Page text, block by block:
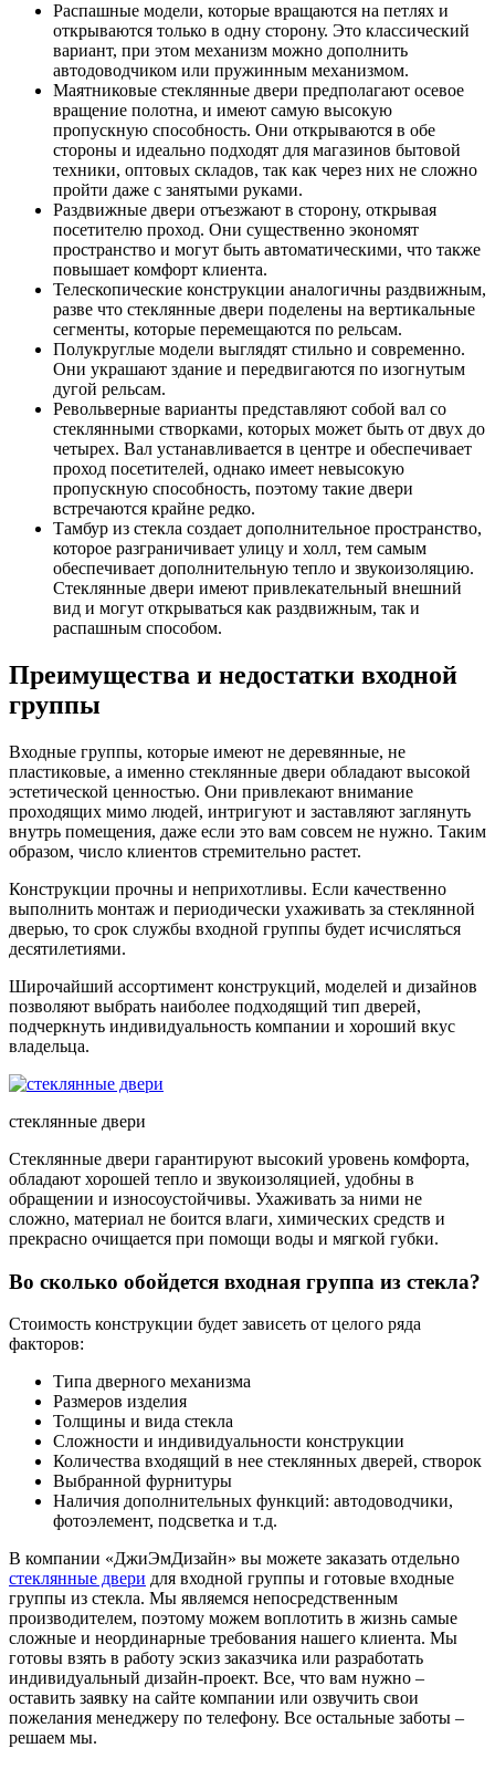
Распашные модели, которые вращаются на петлях и
открываются только в одну сторону. Это классический
вариант, при этом механизм можно дополнить
автодоводчиком или пружинным механизмом.
Маятниковые стеклянные двери предполагают осевое
вращение полотна, и имеют самую высокую
пропускную способность. Они открываются в обе
стороны и идеально подходят для магазинов бытовой
техники, оптовых складов, так как через них не сложно
пройти даже с занятыми руками.
Раздвижные двери отъезжают в сторону, открывая
посетителю проход. Они существенно экономят
пространство и могут быть автоматическими, что также
повышает комфорт клиента.
Телескопические конструкции аналогичны раздвижным,
разве что стеклянные двери поделены на вертикальные
сегменты, которые перемещаются по рельсам.
Полукруглые модели выглядят стильно и современно.
Они украшают здание и передвигаются по изогнутым
дугой рельсам.
Револьверные варианты представляют собой вал со
стеклянными створками, которых может быть от двух до
четырех. Вал устанавливается в центре и обеспечивает
проход посетителей, однако имеет невысокую
пропускную способность, поэтому такие двери
встречаются крайне редко.
Тамбур из стекла создает дополнительное пространство,
которое разграничивает улицу и холл, тем самым
обеспечивает дополнительную тепло и звукоизоляцию.
Стеклянные двери имеют привлекательный внешний
вид и могут открываться как раздвижным, так и
распашным способом.
Преимущества и недостатки входной
группы
Входные группы, которые имеют не деревянные, не
пластиковые, а именно стеклянные двери обладают высокой
эстетической ценностью. Они привлекают внимание
проходящих мимо людей, интригуют и заставляют заглянуть
внутрь помещения, даже если это вам совсем не нужно. Таким
образом, число клиентов стремительно растет.
Конструкции прочны и неприхотливы. Если качественно
выполнить монтаж и периодически ухаживать за стеклянной
дверью, то срок службы входной группы будет исчисляться
десятилетиями.
Широчайший ассортимент конструкций, моделей и дизайнов
позволяют выбрать наиболее подходящий тип дверей,
подчеркнуть индивидуальность компании и хороший вкус
владельца.
стеклянные двери
Стеклянные двери гарантируют высокий уровень комфорта,
обладают хорошей тепло и звукоизоляцией, удобны в
обращении и износоустойчивы. Ухаживать за ними не
сложно, материал не боится влаги, химических средств и
прекрасно очищается при помощи воды и мягкой губки.
Во сколько обойдется входная группа из стекла?
Стоимость конструкции будет зависеть от целого ряда
факторов:
Типа дверного механизма
Размеров изделия
Толщины и вида стекла
Сложности и индивидуальности конструкции
Количества входящий в нее стеклянных дверей, створок
Выбранной фурнитуры
Наличия дополнительных функций: автодоводчики,
фотоэлемент, подсветка и т.д.
В компании «ДжиЭмДизайн» вы можете заказать отдельно
стеклянные двери для входной группы и готовые входные
группы из стекла. Мы являемся непосредственным
производителем, поэтому можем воплотить в жизнь самые
сложные и неординарные требования нашего клиента. Мы
готовы взять в работу эскиз заказчика или разработать
индивидуальный дизайн-проект. Все, что вам нужно –
оставить заявку на сайте компании или озвучить свои
пожелания менеджеру по телефону. Все остальные заботы –
решаем мы.